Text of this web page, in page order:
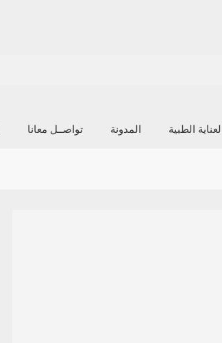
العناية الطبية المدونة تواصــل معانا